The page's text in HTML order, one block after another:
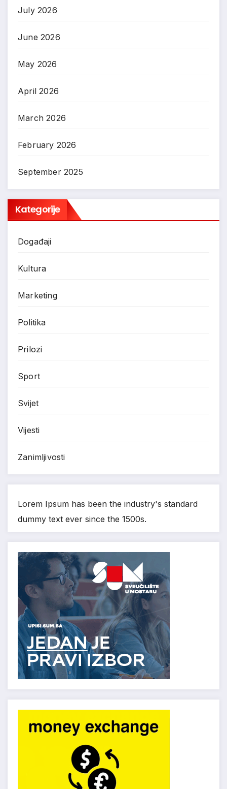
July 2026
June 2026
May 2026
April 2026
March 2026
February 2026
September 2025
Kategorije
Događaji
Kultura
Marketing
Politika
Prilozi
Sport
Svijet
Vijesti
Zanimljivosti
Lorem Ipsum has been the industry's standard
dummy text ever since the 1500s.